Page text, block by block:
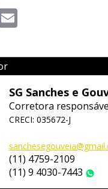
SG Sanches e
Corretora
CRECI: 035672-J
(11) 4759-2109
(11) 9 4030-7443